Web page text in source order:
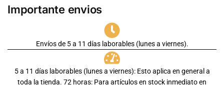
Importante envios
Envíos de 5 a 11 días laborables (lunes a viernes).
5 a 11 días laborables (lunes a viernes): Esto aplica en general a
toda la tienda. 72 horas: Para artículos en stock inmediato en